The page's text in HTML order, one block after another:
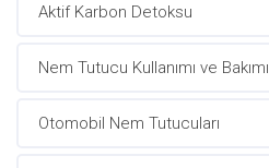
Aktif Karbon Detoksu
Nem Tutucu Kullanımı ve Bakımı
Otomobil Nem Tutucuları